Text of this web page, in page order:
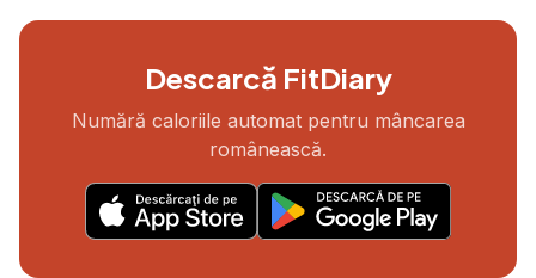
Descarcă FitDiary
Numără caloriile automat pentru mâncarea
românească.